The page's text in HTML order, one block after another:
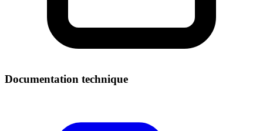
Documentation technique